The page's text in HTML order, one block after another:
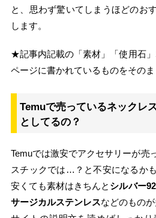
と、思わず驚いてしまうほどのお
します。
★記事内記載の「素材」「使用石
ページに書かれているものをそのま
Temuで売っているネックレ
としてるの？
Temuでは激安でアクセサリーが売
スチックでは…？と不安になるか
安くても素材はきちんと シルバー
サージカルステンレスなどのものが